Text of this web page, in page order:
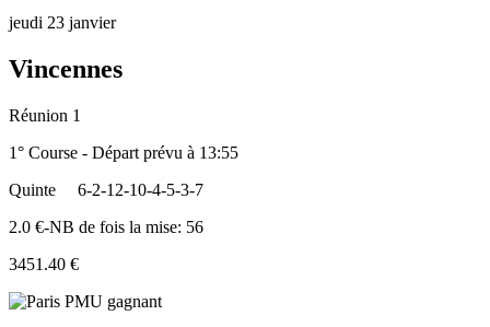
jeudi 23 janvier
Vincennes
Réunion 1
1° Course - Départ prévu à 13:55
Quinte
6-2-12-10-4-5-3-7
2.0 €-NB de fois la mise: 56
3451.40 €